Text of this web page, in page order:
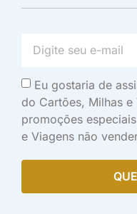
Eu gostaria de
do Cartões, Milhas
promoções
e Viagens não